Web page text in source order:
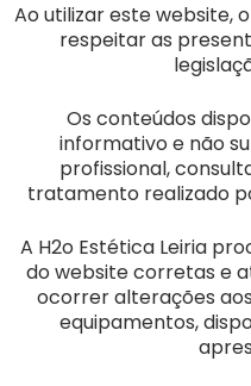
Ao utilizar este website,
respeitar as
Os conteúdos
informativo e não
profissional,
tratamento realizado
A H2o Estética Leiria
do website corretas e
ocorrer alterações
equipamentos,